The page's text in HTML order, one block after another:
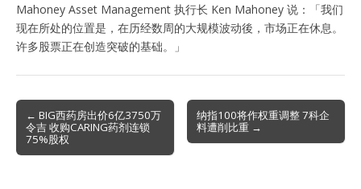
Mahoney Asset Management 执行长 Ken Mahoney 说：「我们
现在所处的位置是，在历经数周的大规模波动後，市场正在休息。
许多股票正在创造突破的基础。」
Post
navigation
← BIG西药房出价6亿3750万
令吉 收购CARING药剂连锁
75%股权
纳指100将作权重调整 7科企
料遭削比重 →